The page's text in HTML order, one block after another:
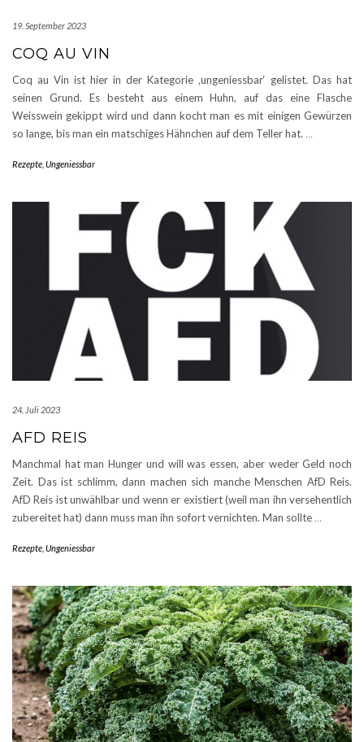
19. September 2023
COQ AU VIN
Coq au Vin ist hier in der Kategorie ‚ungeniessbar‘ gelistet. Das hat
seinen Grund. Es besteht aus einem Huhn, auf das eine Flasche
Weisswein gekippt wird und dann kocht man es mit einigen Gewürzen
so lange, bis man ein matschiges Hähnchen auf dem Teller hat. …
Rezepte Ungeniessbar
24. Juli 2023
AFD REIS
Manchmal hat man Hunger und will was essen, aber weder Geld noch
Zeit. Das ist schlimm, dann machen sich manche Menschen AfD Reis.
AfD Reis ist unwählbar und wenn er existiert (weil man ihn versehentlich
zubereitet hat) dann muss man ihn sofort vernichten. Man sollte …
Rezepte Ungeniessbar